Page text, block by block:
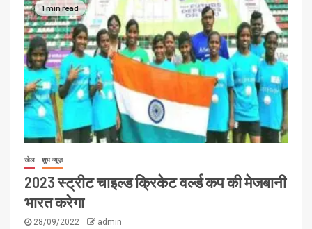
1 min read
खेल शुभ न्यूज़
2023 स्ट्रीट चाइल्ड क्रिकेट वर्ल्ड कप की मेजबानी
भारत करेगा
28/09/2022 admin